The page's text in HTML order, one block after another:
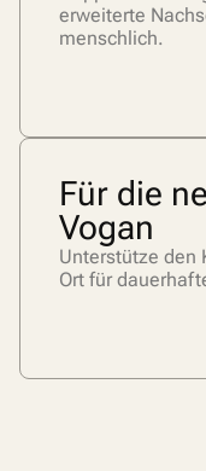
erweiterte
menschlich.
Für die
Vogan
Unterstütze den
Ort für